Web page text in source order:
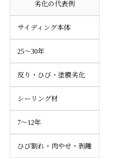
劣化の代表例
サイディング本体
25〜30年
反り・ひび・塗膜劣化
シーリング材
7〜12年
ひび割れ・肉やせ・剥離